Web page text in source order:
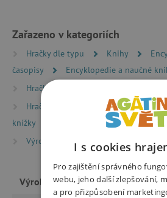
Zařazeno v kategoriích
Hračky dle typu Knihy
časopisy
Encyklopedie a naučné
Hračky dle typu
Hračky dle typu
Knihy
knížky
Výrobci
Výrobce Infoa
I s cookies
Pro zajištění správného
webu, jeho další zlepšování,
a pro přizpůsobení